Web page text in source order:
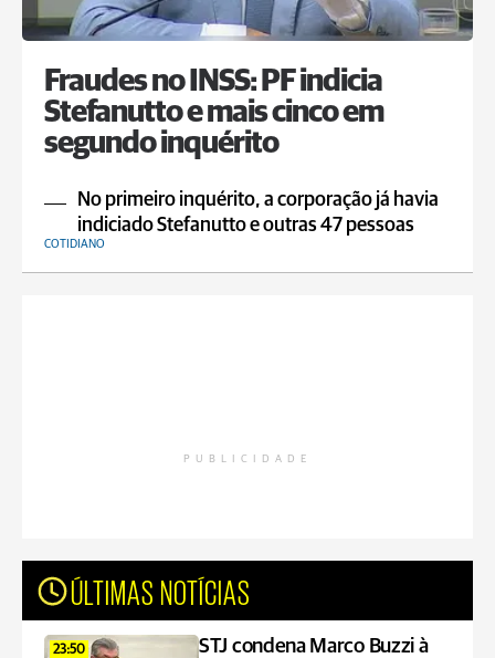
Fraudes no INSS: PF indicia
Stefanutto e mais cinco em
segundo inquérito
No primeiro inquérito, a corporação já havia
indiciado Stefanutto e outras 47 pessoas
COTIDIANO
PUBLICIDADE
ÚLTIMAS NOTÍCIAS
23:50
STJ condena Marco Buzzi à